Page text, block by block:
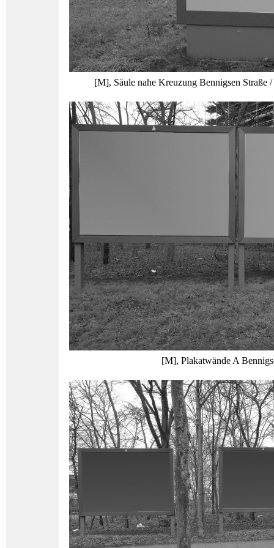
[M], Säule nahe Kreuzung Bennigsen Straße
[M], Plakatwände A